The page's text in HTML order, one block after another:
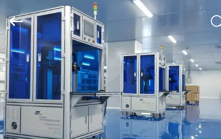
HEIM
PRODUKTE
ÜBER
UNS
Intelligent
Equipment
Co.,Ltd.
Rights
Reserved.